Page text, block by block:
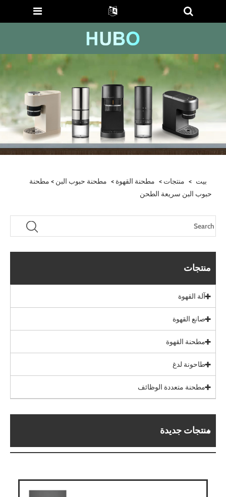
بيت > منتجات > مطحنة القهوة > مطحنة حبوب البن > مطحنة
حبوب البن سريعة الطحن
منتجات
آلة القهوة
صانع القهوة
مطحنة القهوة
طاحونة لدغ
مطحنة متعددة الوظائف
منتجات جديدة